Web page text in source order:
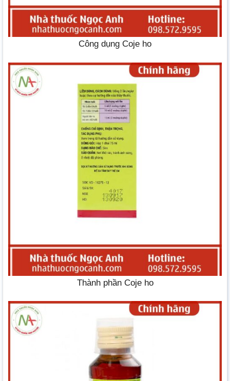
Công dụng Coje ho
Thành phần Coje ho